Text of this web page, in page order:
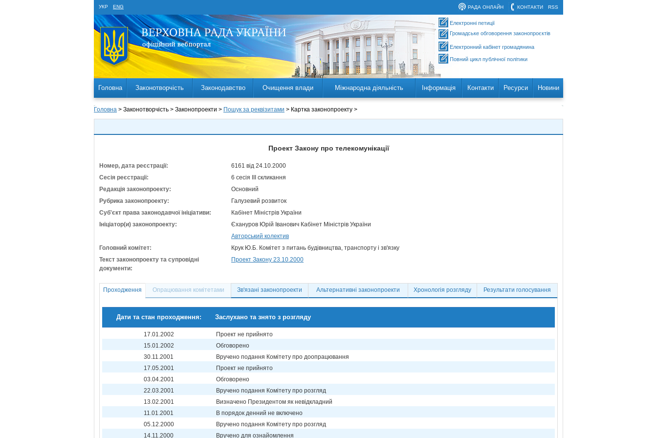
УКР ENG RSS
КОНТАКТИ
РАДА ОНЛАЙН
Електронні петиції
Громадське обговорення законопроєктів
Електронний кабінет громадянина
Повний цикл публічної політики
Головна Законотворчість Законодавство Очищення влади Міжнародна діяльність Інформація Контакти Ресурси Новини
Головна > Законотворчість > Законопроекти > Пошук за реквізитами > Картка законопроекту >
Проект Закону про телекомунікації
Номер, дата реєстрації:
6161 від 24.10.2000
Сесія реєстрації:
6 сесія III скликання
Редакція законопроекту:
Основний
Рубрика законопроекту:
Галузевий розвиток
Суб'єкт права законодавчої ініціативи:
Кабінет Міністрів України
Ініціатор(и) законопроекту:
Єхануров Юрій Іванович Кабінет Міністрів України
Авторський колектив
Головний комітет:
Крук Ю.Б. Комітет з питань будівництва, транспорту і зв'язку
Текст законопроекту та супровідні
документи:
Проект Закону 23.10.2000
Проходження Опрацювання комітетами Зв'язані законопроекти Альтернативні законопроекти Хронологія розгляду Результати голосування
Дати та стан проходження: Заслухано та знято з розгляду
17.01.2002
Проект не прийнято
15.01.2002
Обговорено
30.11.2001
Вручено подання Комітету про доопрацювання
17.05.2001
Проект не прийнято
03.04.2001
Обговорено
22.03.2001
Вручено подання Комітету про розгляд
13.02.2001
Визначено Президентом як невідкладний
11.01.2001
В порядок денний не включено
05.12.2000
Вручено подання Комітету про розгляд
14.11.2000
Вручено для ознайомлення